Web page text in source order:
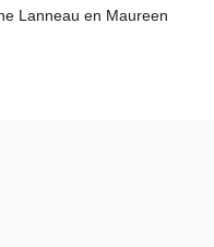
Lanneau en Maureen